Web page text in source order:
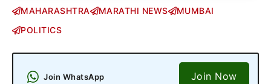
MAHARASHTRA MARATHI NEWS
MUMBAI
POLITICS
Join WhatsApp Join Now